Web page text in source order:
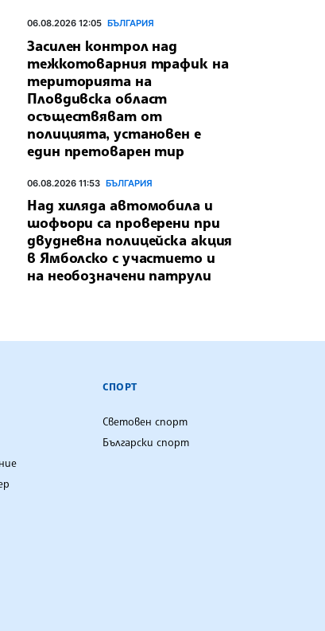
06.08.2026 12:05 БЪЛГАРИЯ
Засилен контрол над
тежкотоварния трафик на
територията на
Пловдивска област
осъществяват от
полицията, установен е
един претоварен тир
06.08.2026 11:53 БЪЛГАРИЯ
Над хиляда автомобила и
шофьори са проверени при
двудневна полицейска акция
в Ямболско с участието и
на необозначени патрули
СПОРТ
Световен спорт
Български спорт